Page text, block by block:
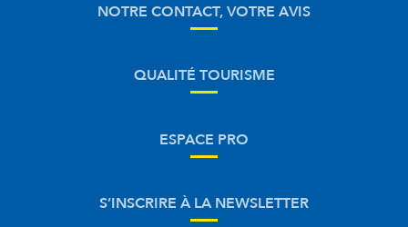
NOTRE CONTACT, VOTRE AVIS
QUALITÉ TOURISME
ESPACE PRO
S’INSCRIRE À LA NEWSLETTER